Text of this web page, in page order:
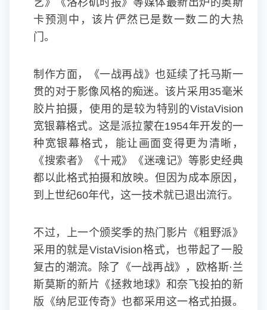
艺》《洛杉矶时报》等媒体最新出炉的奥斯
卡预测中，该片俨然已是数一数二的大热
门。
制作方面，《一战再战》也延续了托马斯一
贯的对于影像风格的痴迷。该片采用35毫米
胶片拍摄，使用的是较为特别的VistaVision
宽银幕格式。这是派拉蒙在1954年开发的一
种宽银幕格式，能让画面变得更为清晰，
《搜索者》《十戒》《迷魂记》等影史经典
都以此格式拍摄和放映。但因为成本原因，
到上世纪60年代，这一技术就已退出流行。
不过，上一个颁奖季的热门影片《粗野派》
采用的就是VistaVision格式，也带起了一股
复古的潮流。除了《一战再战》，欧格斯·兰
斯莫斯的新片《拯救地球》和奈飞投拍的新
版《纳尼亚传奇》也都采用这一格式拍摄。